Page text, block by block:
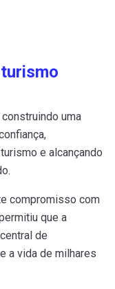
uma
e alcançando
compromisso com
que a
de
a vida de milhares